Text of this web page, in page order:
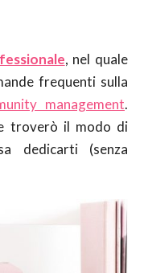
, nel quale
frequenti sulla
management.
troverò il modo di
dedicarti (senza